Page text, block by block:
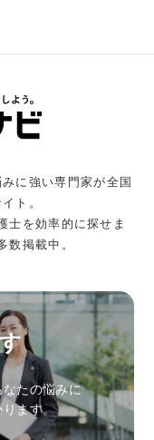
に強い専門家が全国
ト。
士を効率的に探せま
数掲載中。
たの悩みに
ります。